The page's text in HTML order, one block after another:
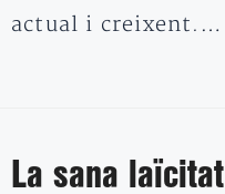
actual i creixent.…
La sana laïcitat